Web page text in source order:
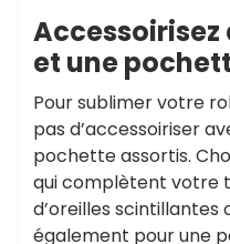
et une
Pour sublimer votre
pas d’accessoiriser
pochette assortis.
qui complètent votre
d’oreilles scintillantes
également pour une